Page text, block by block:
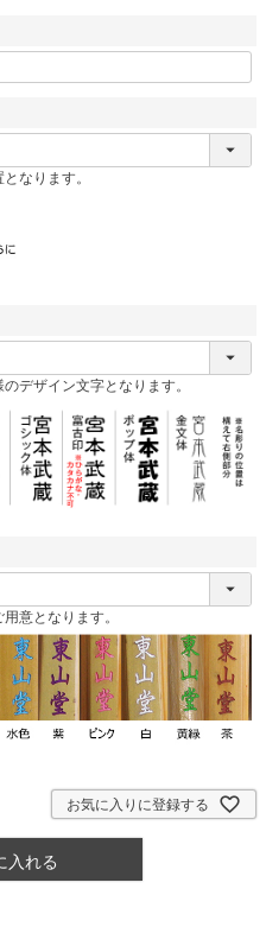
なります。
デザイン文字となります。
意となります。
お気に入りに登録する
入れる